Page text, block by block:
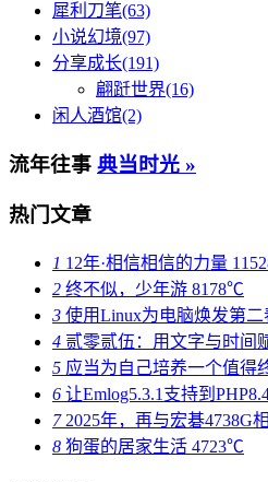
犀利刀笔(63)
小说幻境(97)
分享成长(191)
翩跹世界(16)
闲人酒馆(2)
流年往事 典当时光 »
热门文章
1 12年·相信相信的力量
2 终不似，少年游 8178℃
3 使用Linux为电脑焕发第二
4 贰零贰伍：用文字与时间
5 应当为自己培养一个值得
6 让Emlog5.3.1支持到
72025年，再与宏碁4738G
8 狗蛋的居家生活 4723℃